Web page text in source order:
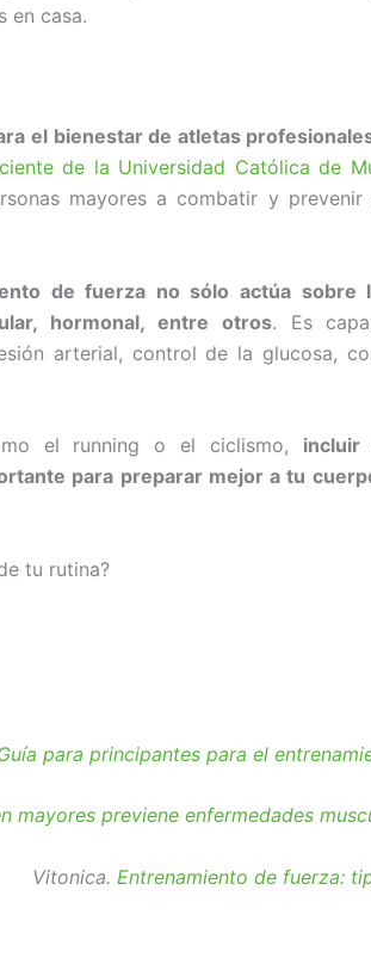
en casa.
el bienestar de atletas
de la Universidad Católica de
mayores a combatir y prevenir
de fuerza no sólo actúa sobre
hormonal, entre otros. Es
arterial, control de la glucosa,
el running o el ciclismo,
para preparar mejor a tu
tu rutina?
para principantes para el
mayores previene enfermedades
Vitonica. Entrenamiento de fuerza: